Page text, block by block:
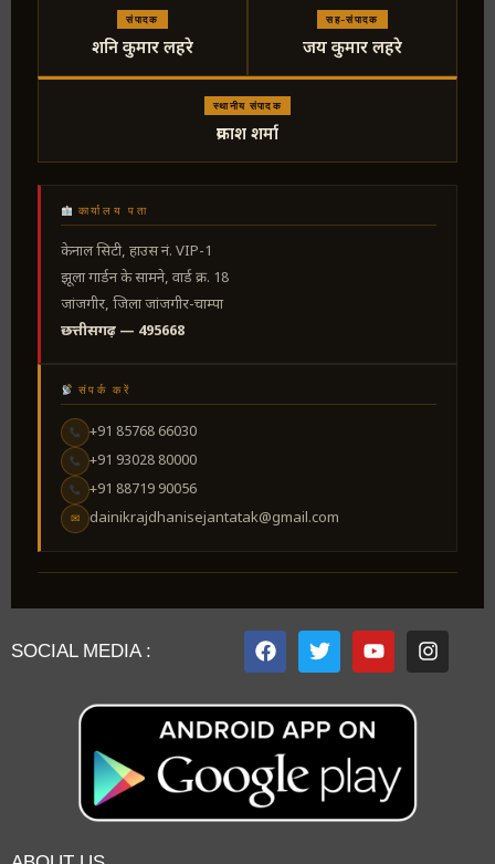
संपादक
शनि कुमार लहरे
सह-संपादक
जय कुमार लहरे
स्थानीय संपादक
प्रकाश शर्मा
कार्यालय पता
केनाल सिटी, हाउस नं. VIP-1
झूला गार्डन के सामने, वार्ड क्र. 18
जांजगीर, जिला जांजगीर-चाम्पा
छत्तीसगढ़ — 495668
संपर्क करें
+91 85768 66030
+91 93028 80000
+91 88719 90056
✉ dainikrajdhanisejantatak@gmail.com
SOCIAL MEDIA :